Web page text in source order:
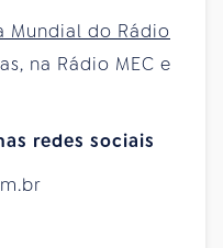
Mundial do Rádio
na Rádio MEC e
redes sociais